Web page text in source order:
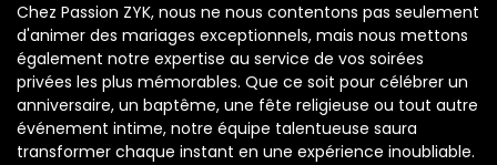
Chez Passion ZYK, nous ne nous contentons pas seulement
d'animer des mariages exceptionnels, mais nous mettons
également notre expertise au service de vos soirées
privées les plus mémorables. Que ce soit pour célébrer un
anniversaire, un baptême, une fête religieuse ou tout autre
événement intime, notre équipe talentueuse saura
transformer chaque instant en une expérience inoubliable.